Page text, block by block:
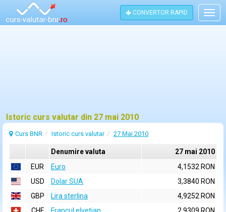
CONVERTOR RAPID
Istoric curs valutar din 27 mai 2010
Curs BNR Istoric curs valutar 27 Mai 2010
Denumire valuta
27 mai 2010
EUR
Euro
4,1532 RON
USD
Dolar SUA
3,3840 RON
GBP
Lira sterlina
4,9252 RON